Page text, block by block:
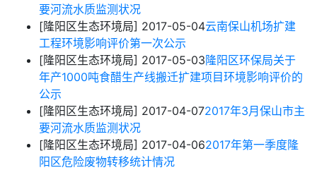
要河流水质监测状况
[隆阳区生态环境局] 2017-05-04云南保山机场扩建
工程环境影响评价第一次公示
[隆阳区生态环境局] 2017-05-03隆阳区环保局关于
年产1000吨食醋生产线搬迁扩建项目环境影响评价的
公示
[隆阳区生态环境局] 2017-04-072017年3月保山市主
要河流水质监测状况
[隆阳区生态环境局] 2017-04-062017年第一季度隆
阳区危险废物转移统计情况